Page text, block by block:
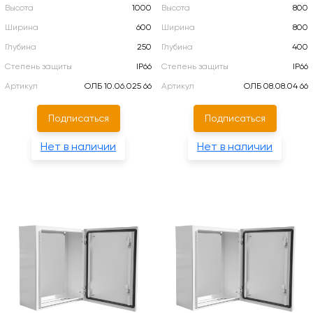
Высота
1000
Ширина
600
Глубина
250
Степень защиты
IP66
Артикул
ОЛБ 10.06.025 66
Подписаться
Нет в наличии
Высота
800
Ширина
800
Глубина
400
Степень защиты
IP66
Артикул
ОЛБ 08.08.04 66
Подписаться
Нет в наличии